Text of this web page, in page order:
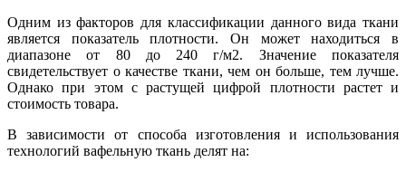
Одним из факторов для классификации данного вида ткани
является показатель плотности. Он может находиться в
диапазоне от 80 до 240 г/м2. Значение показателя
свидетельствует о качестве ткани, чем он больше, тем лучше.
Однако при этом с растущей цифрой плотности растет и
стоимость товара.
В зависимости от способа изготовления и использования
технологий вафельную ткань делят на: